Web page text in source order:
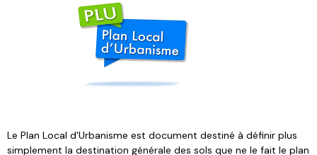
Le Plan Local d'Urbanisme est document destiné à définir plus
simplement la destination générale des sols que ne le fait le plan